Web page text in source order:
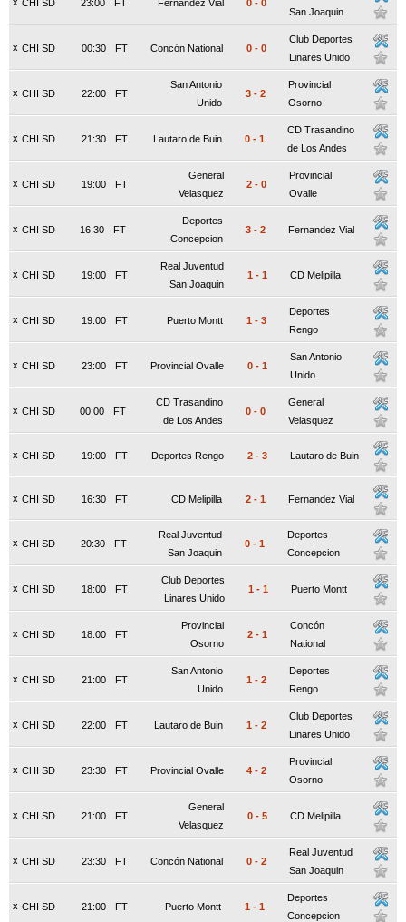
CHI SD FT
23:00 Fernandez Vial 0 - 0
San Joaquin
x CHI SD FT
00:30 Concón National 0 - 0
Club Deportes
Linares Unido
x CHI SD FT
22:00
San Antonio
Unido
3 - 2
Provincial
Osorno
x CHI SD FT
21:30 Lautaro de Buin 0 - 1
CD Trasandino
de Los Andes
x CHI SD FT
19:00
General
Velasquez
2 - 0
Provincial
Ovalle
x CHI SD FT
16:30
Deportes
Concepcion
3 - 2 Fernandez Vial
x CHI SD FT
19:00
Real Juventud
San Joaquin
1 - 1 CD Melipilla
x CHI SD FT
19:00 Puerto Montt 1 - 3
Deportes
Rengo
x CHI SD FT
23:00 Provincial Ovalle 0 - 1
San Antonio
Unido
x CHI SD FT
00:00
CD Trasandino
de Los Andes
0 - 0
General
Velasquez
x CHI SD FT
19:00 Deportes Rengo 2 - 3 Lautaro de Buin
x CHI SD FT
16:30 CD Melipilla 2 - 1 Fernandez Vial
x CHI SD FT
20:30
Real Juventud
San Joaquin
0 - 1
Deportes
Concepcion
x CHI SD FT
18:00
Club Deportes
Linares Unido
1 - 1 Puerto Montt
x CHI SD FT
18:00
Provincial
Osorno
2 - 1
Concón
National
x CHI SD FT
21:00
San Antonio
Unido
1 - 2
Deportes
Rengo
x CHI SD FT
22:00 Lautaro de Buin 1 - 2
Club Deportes
Linares Unido
x CHI SD FT
23:30 Provincial Ovalle 4 - 2
Provincial
Osorno
x CHI SD FT
21:00
General
Velasquez
0 - 5 CD Melipilla
x CHI SD FT
23:30 Concón National 0 - 2
Real Juventud
San Joaquin
x CHI SD FT
21:00 Puerto Montt 1 - 1
Deportes
Concepcion